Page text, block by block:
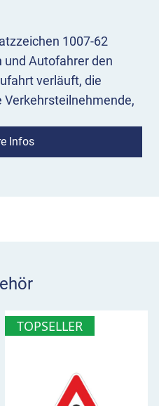
1007-62
Autofahrer den
verläuft, die
wird. Das
immer auf das
Überblick
unter dem
Infos
TOPSELLER